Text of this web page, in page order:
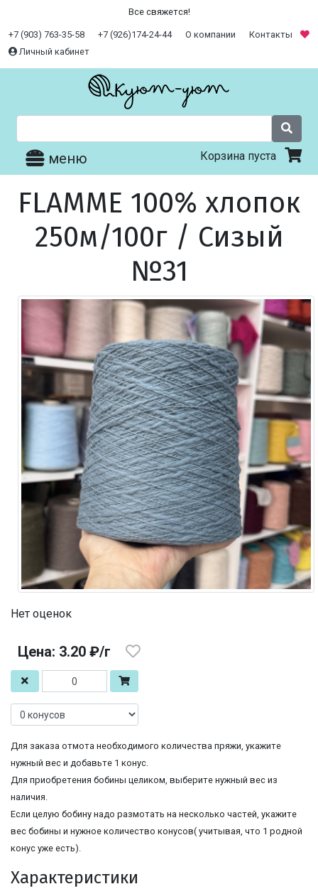
Все свяжется!
+7 (903) 763-35-58 +7 (926)174-24-44 О компании
Контакты
Личный кабинет
меню Корзина пуста
FLAMME 100% хлопок
250м/100г / Сизый
№31
Нет оценок
Цена: 3.20 ₽/г
Для заказа отмота необходимого количества пряжи, укажите
нужный вес и добавьте 1 конус.
Для приобретения бобины целиком, выберите нужный вес из
наличия.
Если целую бобину надо размотать на несколько частей, укажите
вес бобины и нужное количество конусов( учитывая, что 1 родной
конус уже есть).
Характеристики